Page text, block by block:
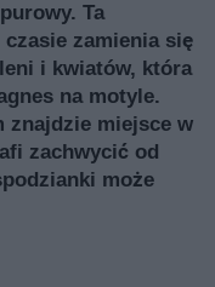
Ta
zamienia się
i kwiatów, która
na motyle.
znajdzie miejsce w
zachwycić od
może